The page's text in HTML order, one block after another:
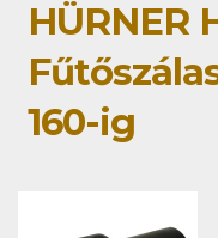
HÜRNER
160-ig